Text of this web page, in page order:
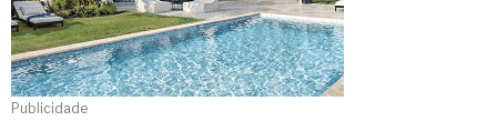
Publicidade